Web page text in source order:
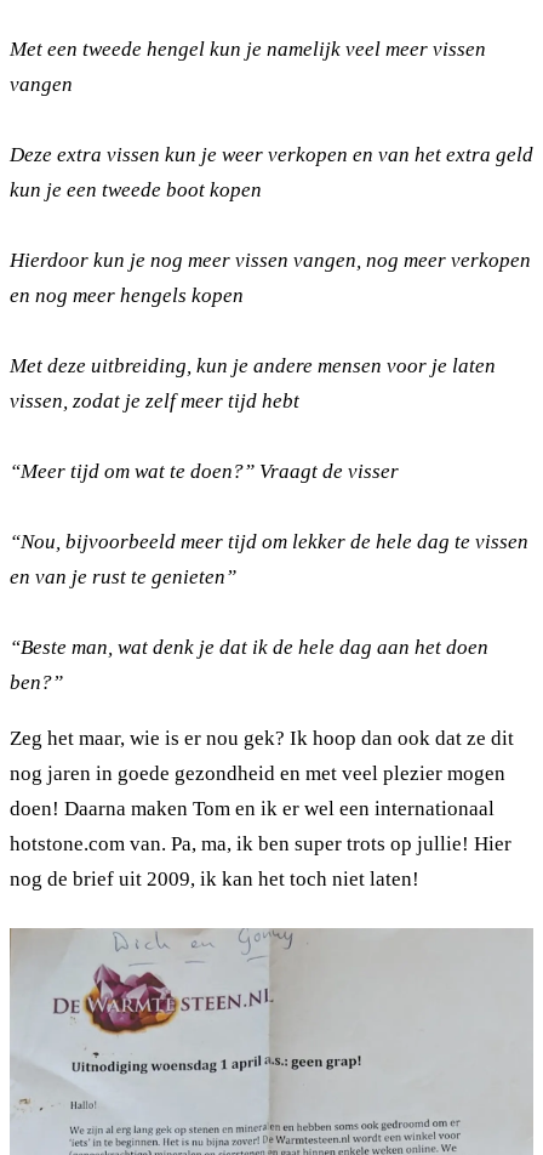
Met een tweede hengel kun je namelijk veel meer vissen
vangen
Deze extra vissen kun je weer verkopen en van het extra geld
kun je een tweede boot kopen
Hierdoor kun je nog meer vissen vangen, nog meer verkopen
en nog meer hengels kopen
Met deze uitbreiding, kun je andere mensen voor je laten
vissen, zodat je zelf meer tijd hebt
“Meer tijd om wat te doen?” Vraagt de visser
“Nou, bijvoorbeeld meer tijd om lekker de hele dag te vissen
en van je rust te genieten”
“Beste man, wat denk je dat ik de hele dag aan het doen
ben?”
Zeg het maar, wie is er nou gek? Ik hoop dan ook dat ze dit
nog jaren in goede gezondheid en met veel plezier mogen
doen! Daarna maken Tom en ik er wel een internationaal
hotstone.com van. Pa, ma, ik ben super trots op jullie! Hier
nog de brief uit 2009, ik kan het toch niet laten!